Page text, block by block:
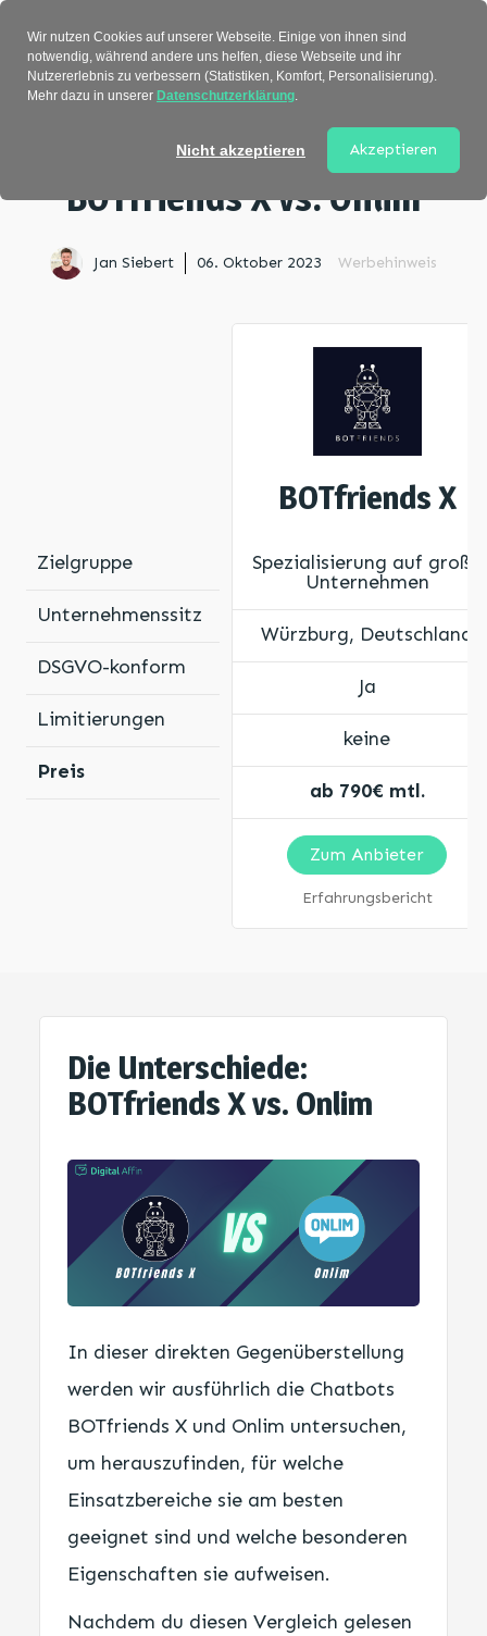
Vergleiche> BOTfriends X vs. Onlim
BOTfriends X vs. Onlim
Jan Siebert 06. Oktober 2023 Werbehinweis
Zielgruppe
Unternehmenssitz
DSGVO-konform
Limitierungen
Preis
BOTfriends X
Spezialisierung auf große
Unternehmen
Würzburg, Deutschland
Ja
keine
ab 790€ mtl.
Zum Anbieter
Erfahrungsbericht
Die Unterschiede:
BOTfriends X vs. Onlim
In dieser direkten Gegenüberstellung
werden wir ausführlich die Chatbots
BOTfriends X und Onlim untersuchen,
um herauszufinden, für welche
Einsatzbereiche sie am besten
geeignet sind und welche besonderen
Eigenschaften sie aufweisen.
Nachdem du diesen Vergleich gelesen
Wir nutzen Cookies auf unserer Webseite. Einige von ihnen sind
notwendig, während andere uns helfen, diese Webseite und ihr
Nutzererlebnis zu verbessern (Statistiken, Komfort, Personalisierung).
Mehr dazu in unserer Datenschutzerklärung.
Nicht akzeptieren Akzeptieren